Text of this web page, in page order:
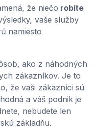
že niečo robíte
vaše služby
namiesto
ako z náhodných
zákazníkov. Je to
že vaši zákazníci sú
a váš podnik je
nebudete len
základňu.